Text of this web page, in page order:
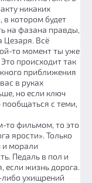
никаких
котором будет
на фазана правды,
Цезаря. Всё
то момент ты уже
происходит так
приближения
в руках
но если ключ
с теми,
то фильмом, то это
ярости». Только
и морали
Педаль в пол и
если жизнь дорога.
либо ухищрений